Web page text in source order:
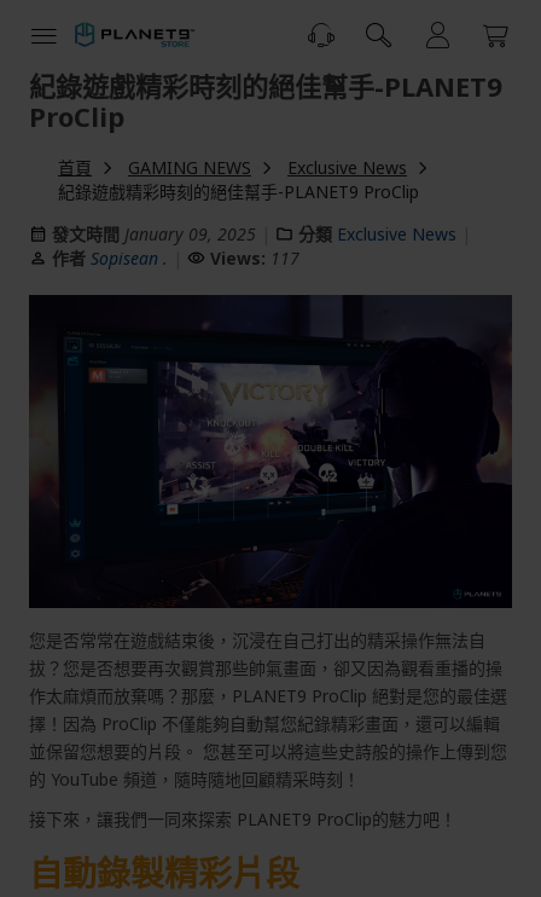
紀錄遊戲精彩時刻的絕佳幫手-PLANET9
ProClip
首頁 GAMING NEWS
Exclusive News
紀錄遊戲精彩時刻的絕佳幫手-PLANET9 ProClip
發文時間 January 09, 2025 分類 Exclusive News
作者 Sopisean . Views: 117
您是否常常在遊戲結束後，沉浸在自己打出的精采操作無法自
拔？您是否想要再次觀賞那些帥氣畫面，卻又因為觀看重播的操
作太麻煩而放棄嗎？那麼，PLANET9 ProClip 絕對是您的最佳選
擇！因為 ProClip 不僅能夠自動幫您紀錄精彩畫面，還可以編輯
並保留您想要的片段。 您甚至可以將這些史詩般的操作上傳到您
的 YouTube 頻道，隨時隨地回顧精采時刻！
接下來，讓我們一同來探索 PLANET9 ProClip的魅力吧！
自動錄製精彩片段